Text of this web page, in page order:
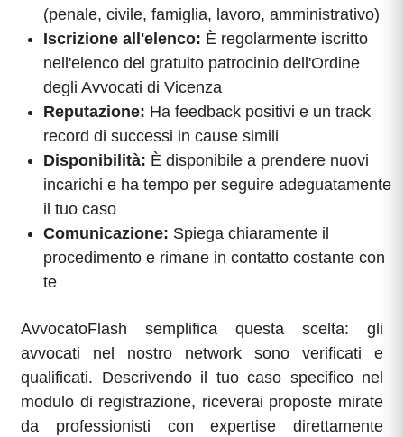
(penale, civile, famiglia, lavoro, amministrativo)
Iscrizione all'elenco: È regolarmente iscritto
nell'elenco del gratuito patrocinio dell'Ordine
degli Avvocati di Vicenza
Reputazione: Ha feedback positivi e un track
record di successi in cause simili
Disponibilità: È disponibile a prendere nuovi
incarichi e ha tempo per seguire adeguatamente
il tuo caso
Comunicazione: Spiega chiaramente il
procedimento e rimane in contatto costante con
te
AvvocatoFlash semplifica questa scelta: gli
avvocati nel nostro network sono verificati e
qualificati. Descrivendo il tuo caso specifico nel
modulo di registrazione, riceverai proposte mirate
da professionisti con expertise direttamente